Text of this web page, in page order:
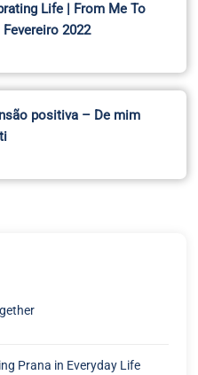
Life | From Me To
Fevereiro 2022
positiva – De mim
Prana in Everyday Life